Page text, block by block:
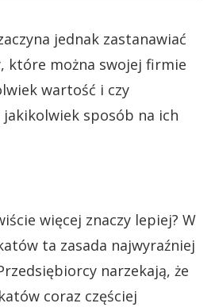
jednak zastanawiać
które można swojej firmie
wartość i czy
jakikolwiek sposób na ich
więcej znaczy lepiej? W
ta zasada najwyraźniej
narzekają, że
coraz częściej